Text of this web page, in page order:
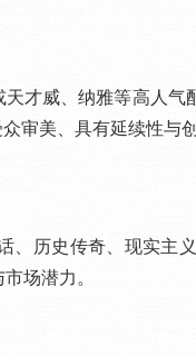
威、纳雅等高人气
审美、具有延续性与
历史传奇、现实主
场潜力。